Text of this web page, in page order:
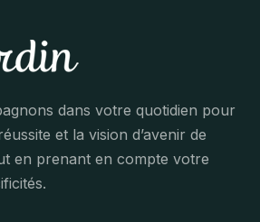
dans votre quotidien pour
et la vision d’avenir de
en prenant en compte votre